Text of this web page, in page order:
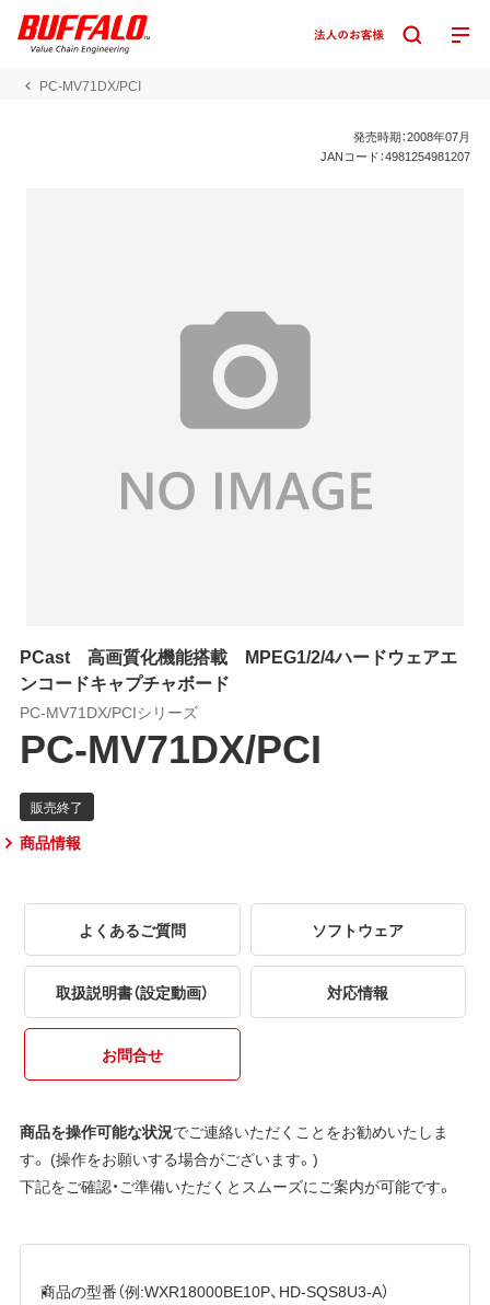
PC-MV71DX/PCI
発売時期：2008年07月
JANコード：4981254981207
PCast 高画質化機能搭載 MPEG1/2/4ハードウェアエ
ンコードキャプチャボード
PC-MV71DX/PCIシリーズ
PC-MV71DX/PCI
商品情報
よくあるご質問 ソフトウェア
取扱説明書（設定動画） 対応情報
お問合せ
商品を操作可能な状況でご連絡いただくことをお勧めいたしま
す。 (操作をお願いする場合がございます。)
下記をご確認・ご準備いただくとスムーズにご案内が可能です。
商品の型番（例:WXR18000BE10P、HD-SQS8U3-A）